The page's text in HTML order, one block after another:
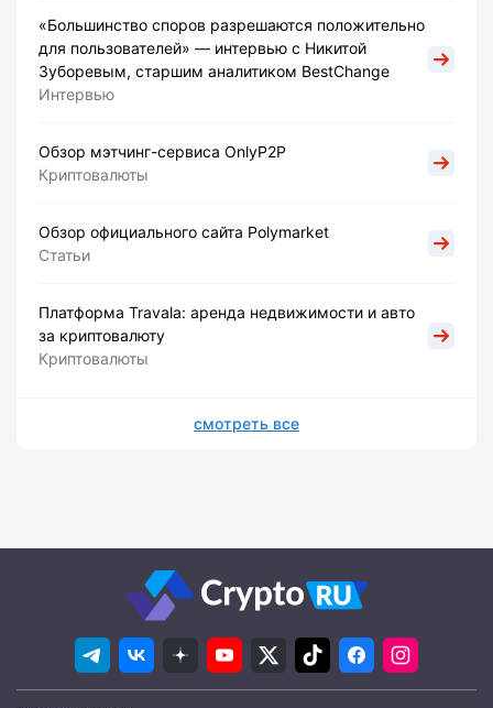
«Большинство споров разрешаются положительно
для пользователей» — интервью с Никитой
Зуборевым, старшим аналитиком BestChange
Интервью
Обзор мэтчинг-сервиса OnlyP2P
Криптовалюты
Обзор официального сайта Polymarket
Статьи
Платформа Travala: аренда недвижимости и авто
за криптовалюту
Криптовалюты
смотреть все